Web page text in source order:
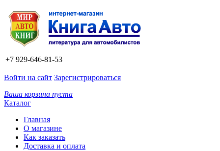
+7 929-646-81-53
Войти на сайт Зарегистрироваться
Ваша корзина пуста
Каталог
Главная
О магазине
Как заказать
Доставка и оплата